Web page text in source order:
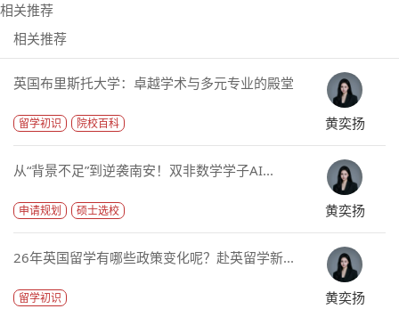
相关推荐
相关推荐
英国布里斯托大学：卓越学术与多元专业的殿堂
留学初识 院校百科 黄奕扬
从“背景不足”到逆袭南安！双非数学学子AI...
申请规划 硕士选校 黄奕扬
26年英国留学有哪些政策变化呢？赴英留学新...
留学初识 黄奕扬